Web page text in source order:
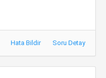
Hata Bildir Soru Detay